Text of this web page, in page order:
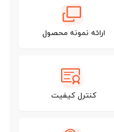
ارائه نمونه محصول
کنترل کیفیت